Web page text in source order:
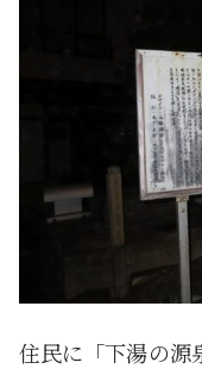
住民に「下湯の源